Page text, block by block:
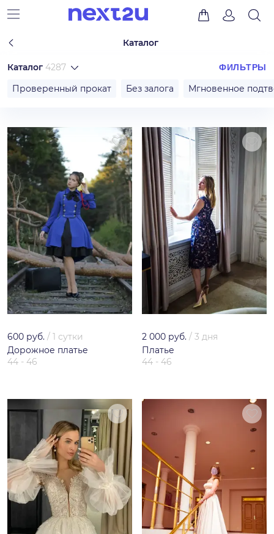
Каталог
Каталог 4287
ФИЛЬТРЫ
Проверенный прокат
Без залога Мгновенное
600 руб. / 1 сутки
Дорожное платье
44 - 46
2 000 руб. / 3 дня
Платье
44 - 46